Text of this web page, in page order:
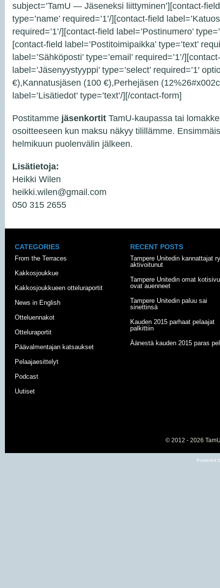
subject=’TamU — Jäseneksi liittyminen’][contact-field
type=’name’ required=’1’/][contact-field
required=’1’/][contact-field label=’Postinumero’
[contact-field label=’Postitoimipaikka’ type=’text’
label=’Sähköposti’ type=’email’ required=’1’/
label=’Jäsenyystyyppi’ type=’select’ required=’1′
€),Kannatusjäsen (100 €),Perhejäsen
label=’Lisätiedot’ type=’text’/][/contact-form]
Postitamme jäsenkortit TamU-kaupassa tai
osoitteeseen kun maksu näkyy tilillämme.
helmikuun puolenvälin jälkeen.
Lisätietoja:
Heikki Wilen
heikki.wilen@gmail.com
050 315 2655
CATEGORIES
From the Terraces
Kakkosjoukkue
Kakkosjoukkueen otteluraportit
News in English
Otteluennakot
Otteluraportit
Päävalmentajan katsaukset
Pelaajaesittelyt
Podcast
Uutiset
RECENT POSTS
Tampere Unitedin kannattajat
aktivoitunut
Tampere Unitedin omat
ovat auenneet
Tampere Unitedin paluu sai
sinettinsä
Kauden 2015 parhaat pelaajat
palkittiin
Äänestä kauden 2015 paras
© 2012 - 2026
Powered